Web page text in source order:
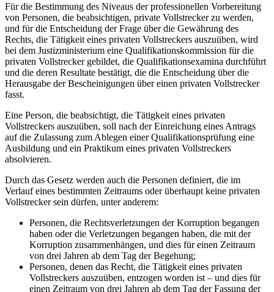
Für die Bestimmung des Niveaus der professionellen Vorbereitung
von Personen, die beabsichtigen, private Vollstrecker zu werden,
und für die Entscheidung der Frage über die Gewährung des
Rechts, die Tätigkeit eines privaten Vollstreckers auszuüben, wird
bei dem Justizministerium eine Qualifikationskommission für die
privaten Vollstrecker gebildet, die Qualifikationsexamina durchführt
und die deren Resultate bestätigt, die die Entscheidung über die
Herausgabe der Bescheinigungen über einen privaten Vollstrecker
fasst.
Eine Person, die beabsichtigt, die Tätigkeit eines privaten
Vollstreckers auszuüben, soll nach der Einreichung eines Antrags
auf die Zulassung zum Ablegen einer Qualifikationsprüfung eine
Ausbildung und ein Praktikum eines privaten Vollstreckers
absolvieren.
Durch das Gesetz werden auch die Personen definiert, die im
Verlauf eines bestimmten Zeitraums oder überhaupt keine privaten
Vollstrecker sein dürfen, unter anderem:
Personen, die Rechtsverletzungen der Korruption begangen
haben oder die Verletzungen begangen haben, die mit der
Korruption zusammenhängen, und dies für einen Zeitraum
von drei Jahren ab dem Tag der Begehung;
Personen, denen das Recht, die Tätigkeit eines privaten
Vollstreckers auszuüben, entzogen worden ist – und dies für
einen Zeitraum von drei Jahren ab dem Tag der Fassung der